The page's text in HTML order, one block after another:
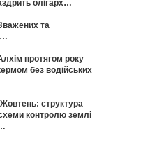
олігарх…
та
протягом року
без водійських
структура
контролю землі